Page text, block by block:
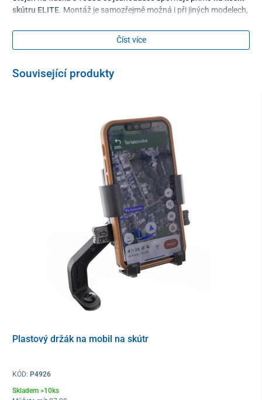
skútru ELITE. Montáž je samozřejmě možná i při jiných modelech,
šířka 8,2 cm
montážní souprava
Číst více
Související produkty
Plastový držák na mobil na skútr
KÓD: P4926
Skladem >10ks